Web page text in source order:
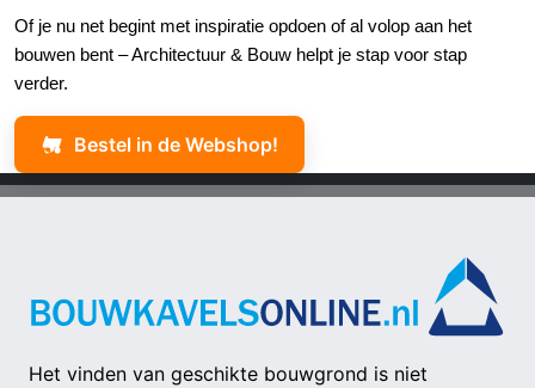
Of je nu net begint met inspiratie opdoen of al volop aan het
bouwen bent – Architectuur & Bouw helpt je stap voor stap
verder.
Bestel in de Webshop!
Het vinden van geschikte bouwgrond is niet